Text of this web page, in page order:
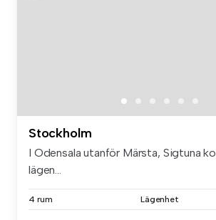
Stockholm
I Odensala utanför Märsta, Sigtuna
lägen...
4 rum Lägenhet